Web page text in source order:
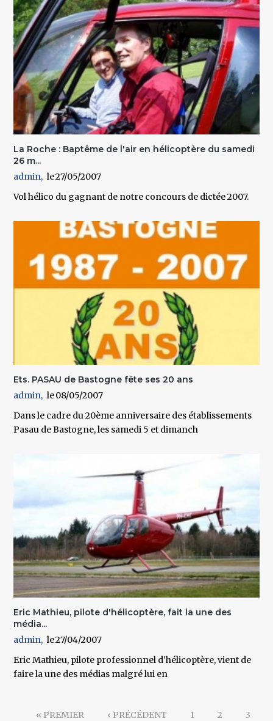
La Roche : Baptême de l'air en hélicoptère du samedi
26 m...
admin
27/05/2007
Vol hélico du gagnant de notre concours de dictée 2007.
Ets. PASAU de Bastogne fête ses 20 ans
admin
08/05/2007
Dans le cadre du 20ème anniversaire des établissements
Pasau de Bastogne, les samedi 5 et dimanch
Eric Mathieu, pilote d'hélicoptère, fait la une des
média...
admin
27/04/2007
Eric Mathieu, pilote professionnel d’hélicoptère, vient de
faire la une des médias malgré lui en
« PREMIER ‹ PRÉCÉDENT 1 2
3